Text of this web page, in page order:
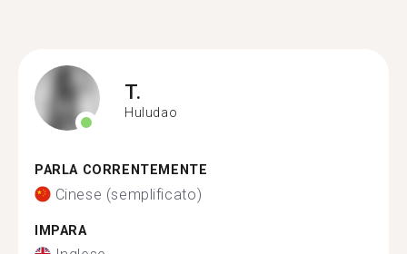
T.
Huludao
PARLA CORRENTEMENTE
Cinese (semplificato)
IMPARA